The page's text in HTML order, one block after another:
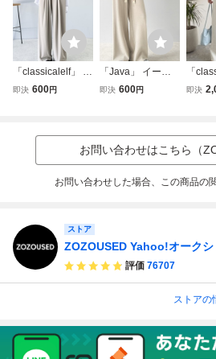
「classicalelf」 イ
ージーパンツ SM
即決 600円
「Java」 イージ
ーパンツ SMALL
即決 600円
「
ージー
即決
お問い合わせはこちら（
お問い合わせした場合、この商品の
ストア
ZOZOUSED Yahoo!オークシ
評価 76707
ストアの